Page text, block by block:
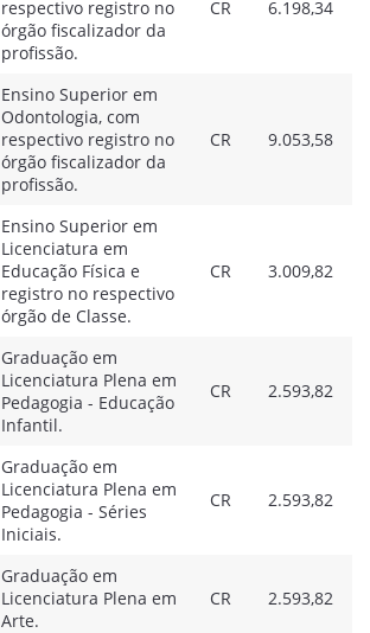
respectivo registro no
órgão fiscalizador da
profissão.
CR 6.198,34
Ensino Superior em
Odontologia, com
respectivo registro no
órgão fiscalizador da
profissão.
CR 9.053,58
Ensino Superior em
Licenciatura em
Educação Física e
registro no respectivo
órgão de Classe.
CR 3.009,82
Graduação em
Licenciatura Plena em
Pedagogia - Educação
Infantil.
CR 2.593,82
Graduação em
Licenciatura Plena em
Pedagogia - Séries
Iniciais.
CR 2.593,82
Graduação em
Licenciatura Plena em
Arte.
CR 2.593,82